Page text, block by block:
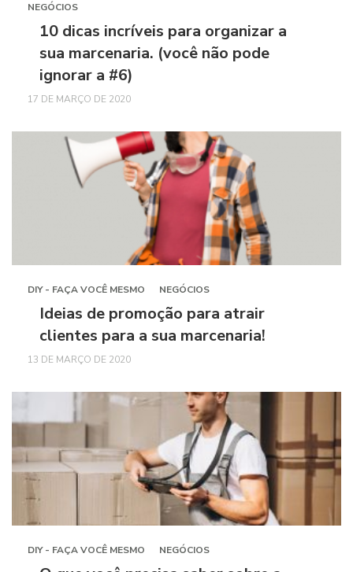
NEGÓCIOS
10 dicas incríveis para organizar a
sua marcenaria. (você não pode
ignorar a #6)
17 DE MARÇO DE 2020
DIY - FAÇA VOCÊ MESMO NEGÓCIOS
Ideias de promoção para atrair
clientes para a sua marcenaria!
13 DE MARÇO DE 2020
DIY - FAÇA VOCÊ MESMO NEGÓCIOS